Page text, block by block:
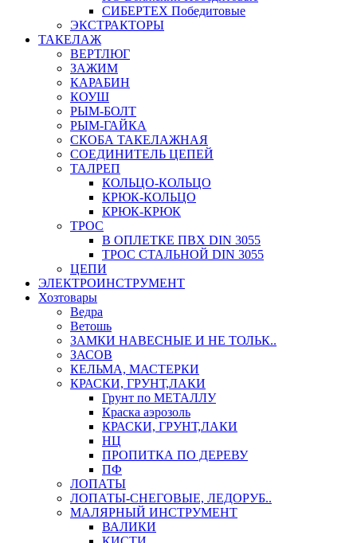
СИБЕРТЕХ Победитовые
ЭКСТРАКТОРЫ
ТАКЕЛАЖ
ВЕРТЛЮГ
ЗАЖИМ
КАРАБИН
КОУШ
РЫМ-БОЛТ
РЫМ-ГАЙКА
СКОБА ТАКЕЛАЖНАЯ
СОЕДИНИТЕЛЬ ЦЕПЕЙ
ТАЛРЕП
КОЛЬЦО-КОЛЬЦО
КРЮК-КОЛЬЦО
КРЮК-КРЮК
ТРОС
В ОПЛЕТКЕ ПВХ DIN 3055
ТРОС СТАЛЬНОЙ DIN 3055
ЦЕПИ
ЭЛЕКТРОИНСТРУМЕНТ
Хозтовары
Ведра
Ветошь
ЗАМКИ НАВЕСНЫЕ И НЕ ТОЛЬК..
ЗАСОВ
КЕЛЬМА, МАСТЕРКИ
КРАСКИ, ГРУНТ,ЛАКИ
Грунт по МЕТАЛЛУ
Краска аэрозоль
КРАСКИ, ГРУНТ,ЛАКИ
НЦ
ПРОПИТКА ПО ДЕРЕВУ
ПФ
ЛОПАТЫ
ЛОПАТЫ-СНЕГОВЫЕ, ЛЕДОРУБ..
МАЛЯРНЫЙ ИНСТРУМЕНТ
ВАЛИКИ